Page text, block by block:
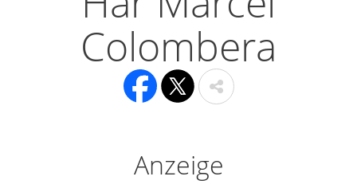
Colombera
Anzeige